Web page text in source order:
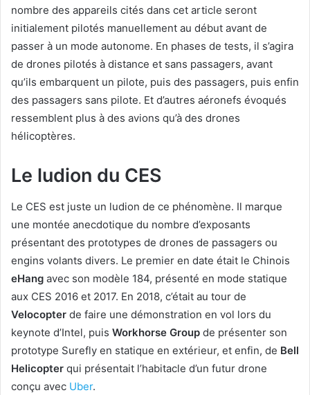
nombre des appareils cités dans cet article seront
initialement pilotés manuellement au début avant de
passer à un mode autonome. En phases de tests, il s’agira
de drones pilotés à distance et sans passagers, avant
qu’ils embarquent un pilote, puis des passagers, puis enfin
des passagers sans pilote. Et d’autres aéronefs évoqués
ressemblent plus à des avions qu’à des drones
hélicoptères.
Le ludion du CES
Le CES est juste un ludion de ce phénomène. Il marque
une montée anecdotique du nombre d’exposants
présentant des prototypes de drones de passagers ou
engins volants divers. Le premier en date était le Chinois
eHang avec son modèle 184, présenté en mode statique
aux CES 2016 et 2017. En 2018, c’était au tour de
Velocopter de faire une démonstration en vol lors du
keynote d’Intel, puis Workhorse Group de présenter son
prototype Surefly en statique en extérieur, et enfin, de Bell
Helicopter qui présentait l’habitacle d’un futur drone
conçu avec Uber.